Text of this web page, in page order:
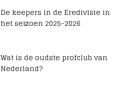
De keepers in de Eredivisie in
het seizoen 2025-2026
Wat is de oudste profclub van
Nederland?